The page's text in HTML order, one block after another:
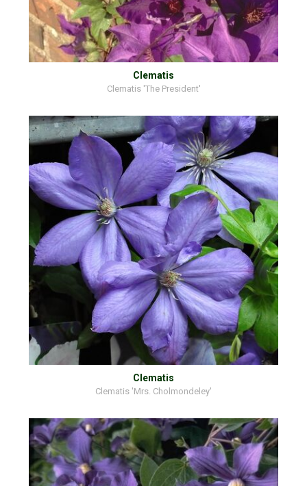
Clematis
Clematis 'The President'
Clematis
Clematis 'Mrs. Cholmondeley'